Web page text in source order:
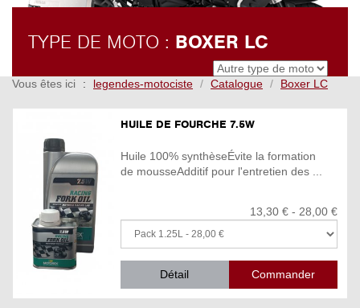
TYPE DE MOTO : BOXER LC
Vous êtes ici legendes-motociste Catalogue Boxer LC
HUILE DE FOURCHE 7.5W
Huile 100% synthèseÉvite la formation
de mousseAdditif pour l'entretien des ...
13,30 € - 28,00 €
Détail